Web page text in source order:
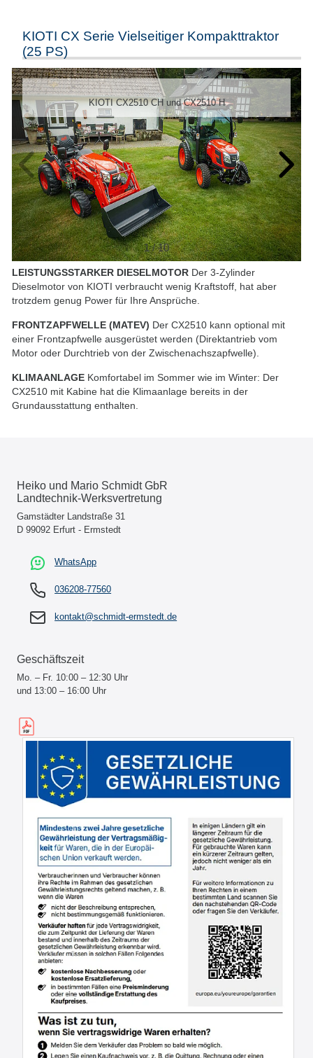
KIOTI CX Serie Vielseitiger Kompakttraktor
(25 PS)
KIOTI CX2510 CH und CX2510 H
1/10
LEISTUNGSSTARKER DIESELMOTOR Der 3-Zylinder
Dieselmotor von KIOTI verbraucht wenig Kraftstoff, hat aber
trotzdem genug Power für Ihre Ansprüche.
FRONTZAPFWELLE (MATEV) Der CX2510 kann optional mit
einer Frontzapfwelle ausgerüstet werden (Direktantrieb vom
Motor oder Durchtrieb von der Zwischenachszapfwelle).
KLIMAANLAGE Komfortabel im Sommer wie im Winter: Der
CX2510 mit Kabine hat die Klimaanlage bereits in der
Grundausstattung enthalten.
Heiko und Mario Schmidt GbR
Landtechnik-Werksvertretung
Gamstädter Landstraße 31
D 99092 Erfurt - Ermstedt
WhatsApp
036208-77560
kontakt@schmidt-ermstedt.de
Geschäftszeit
Mo. – Fr. 10:00 – 12:30 Uhr
und 13:00 – 16:00 Uhr